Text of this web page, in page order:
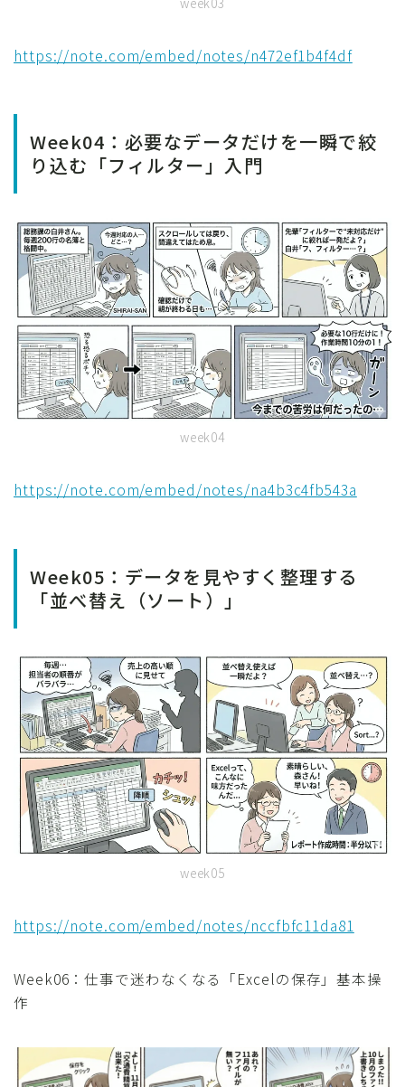
https://note.com/embed/notes/n472ef1b4f4df
Week04：必要なデータだけを一瞬で絞
り込む「フィルター」入門
week04
https://note.com/embed/notes/na4b3c4fb543a
Week05：データを見やすく整理する
「並べ替え（ソート）」
week05
https://note.com/embed/notes/nccfbfc11da81
Week06：仕事で迷わなくなる「Excelの保存」基本操
作